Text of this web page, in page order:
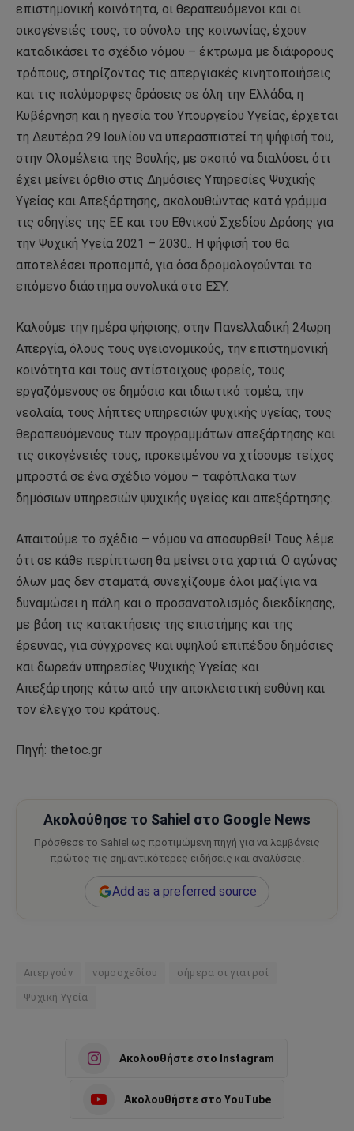
επιστημονική κοινότητα, οι θεραπευόμενοι και οι
οικογένειές τους, το σύνολο της κοινωνίας, έχουν
καταδικάσει το σχέδιο νόμου – έκτρωμα με διάφορους
τρόπους, στηρίζοντας τις απεργιακές κινητοποιήσεις
και τις πολύμορφες δράσεις σε όλη την Ελλάδα, η
Κυβέρνηση και η ηγεσία του Υπουργείου Υγείας, έρχεται
τη Δευτέρα 29 Ιουλίου να υπερασπιστεί τη ψήφισή του,
στην Ολομέλεια της Βουλής, με σκοπό να διαλύσει, ότι
έχει μείνει όρθιο στις Δημόσιες Υπηρεσίες Ψυχικής
Υγείας και Απεξάρτησης, ακολουθώντας κατά γράμμα
τις οδηγίες της ΕΕ και του Εθνικού Σχεδίου Δράσης για
την Ψυχική Υγεία 2021 – 2030.. Η ψήφισή του θα
αποτελέσει προπομπό, για όσα δρομολογούνται το
επόμενο διάστημα συνολικά στο ΕΣΥ.
Καλούμε την ημέρα ψήφισης, στην Πανελλαδική 24ωρη
Απεργία, όλους τους υγειονομικούς, την επιστημονική
κοινότητα και τους αντίστοιχους φορείς, τους
εργαζόμενους σε δημόσιο και ιδιωτικό τομέα, την
νεολαία, τους λήπτες υπηρεσιών ψυχικής υγείας, τους
θεραπευόμενους των προγραμμάτων απεξάρτησης και
τις οικογένειές τους, προκειμένου να χτίσουμε τείχος
μπροστά σε ένα σχέδιο νόμου – ταφόπλακα των
δημόσιων υπηρεσιών ψυχικής υγείας και απεξάρτησης.
Απαιτούμε το σχέδιο – νόμου να αποσυρθεί! Τους λέμε
ότι σε κάθε περίπτωση θα μείνει στα χαρτιά. Ο αγώνας
όλων μας δεν σταματά, συνεχίζουμε όλοι μαζίγια να
δυναμώσει η πάλη και ο προσανατολισμός διεκδίκησης,
με βάση τις κατακτήσεις της επιστήμης και της
έρευνας, για σύγχρονες και υψηλού επιπέδου δημόσιες
και δωρεάν υπηρεσίες Ψυχικής Υγείας και
Απεξάρτησης κάτω από την αποκλειστική ευθύνη και
τον έλεγχο του κράτους.
Πηγή: thetoc.gr
Ακολούθησε το Sahiel στο Google News
Πρόσθεσε το Sahiel ως προτιμώμενη πηγή για να λαμβάνεις
πρώτος τις σημαντικότερες ειδήσεις και αναλύσεις.
Add as a preferred source
Απεργούν νομοσχεδίου σήμερα οι γιατροί
Ψυχική Υγεία
Ακολουθήστε στο Instagram
Ακολουθήστε στο YouTube